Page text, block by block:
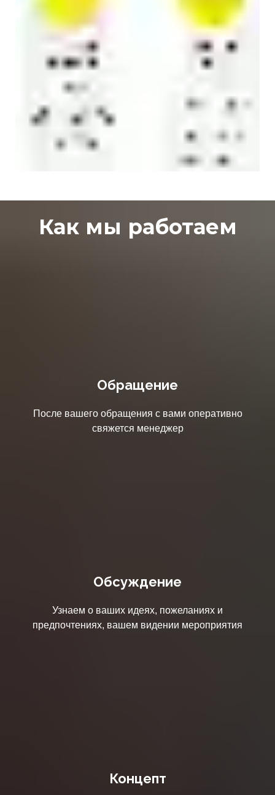
Как мы работаем
Обращение
После вашего обращения с вами оперативно
свяжется менеджер
Обсуждение
Узнаем о ваших идеях, пожеланиях и
предпочтениях, вашем видении мероприятия
Концепт